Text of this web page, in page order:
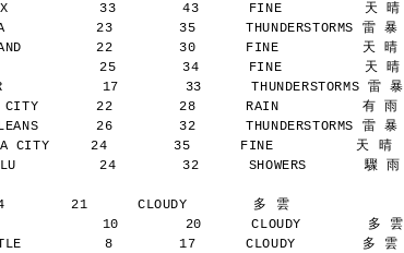
33        43      FINE          天 晴
23        35      THUNDERSTORMS 雷 暴
22        30      FINE          天 晴
25        34      FINE          天 晴
17        33      THUNDERSTORMS 雷 暴
CITY       22        28      RAIN          有 雨
26        32      THUNDERSTORMS 雷 暴
CITY     24        35      FINE          天 晴
24        32      SHOWERS       驟 雨
21      CLOUDY        多 雲
10        20      CLOUDY        多 雲
8        17      CLOUDY        多 雲